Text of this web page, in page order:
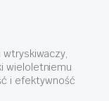
wieloletniemu
i efektywność